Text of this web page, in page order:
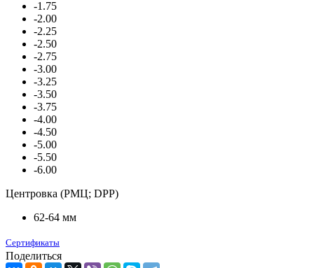
-1.75
-2.00
-2.25
-2.50
-2.75
-3.00
-3.25
-3.50
-3.75
-4.00
-4.50
-5.00
-5.50
-6.00
Центровка (РМЦ; DPP)
62-64 мм
Сертификаты
Поделиться